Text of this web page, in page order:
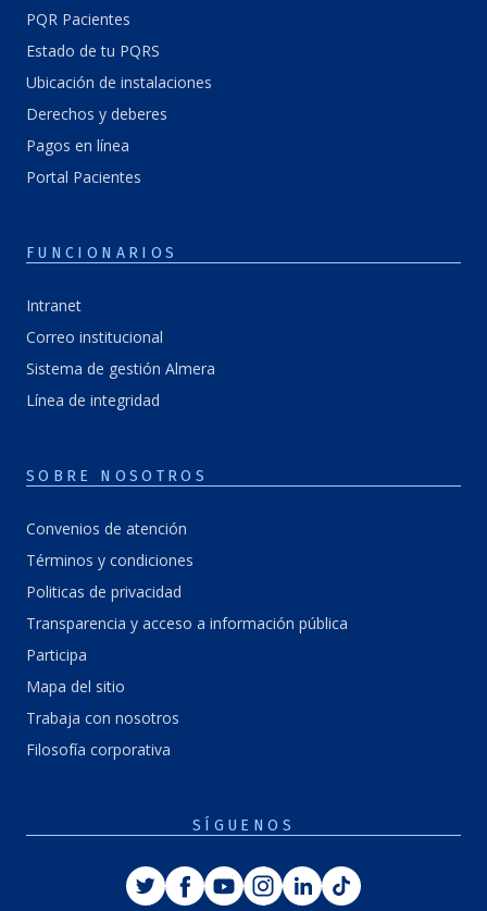
PQR Pacientes
Estado de tu PQRS
Ubicación de instalaciones
Derechos y deberes
Pagos en línea
Portal Pacientes
FUNCIONARIOS
Intranet
Correo institucional
Sistema de gestión Almera
Línea de integridad
SOBRE NOSOTROS
Convenios de atención
Términos y condiciones
Politicas de privacidad
Transparencia y acceso a información pública
Participa
Mapa del sitio
Trabaja con nosotros
Filosofía corporativa
SÍGUENOS
TwitterFacebook
YoutubeInstagram
LinkedinTiktok